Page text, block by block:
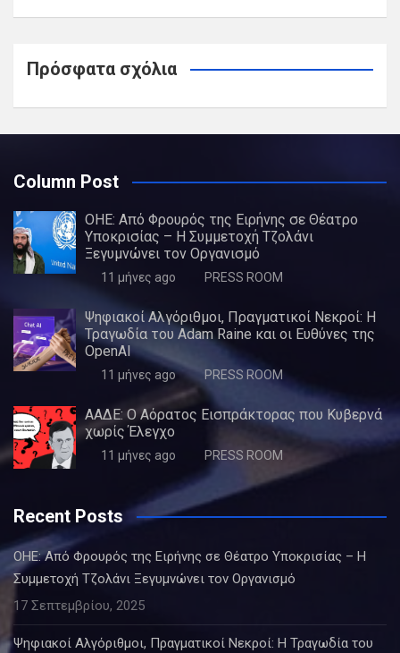
Πρόσφατα σχόλια
Column Post
ΟΗΕ: Από Φρουρός της Ειρήνης σε Θέατρο
Υποκρισίας – Η Συμμετοχή Τζολάνι
Ξεγυμνώνει τον Οργανισμό
11 μήνες ago PRESS ROOM
Ψηφιακοί Αλγόριθμοι, Πραγματικοί Νεκροί: Η
Τραγωδία του Adam Raine και οι Ευθύνες της
OpenAI
11 μήνες ago PRESS ROOM
ΑΑΔΕ: Ο Αόρατος Εισπράκτορας που Κυβερνά
χωρίς Έλεγχο
11 μήνες ago PRESS ROOM
Recent Posts
ΟΗΕ: Από Φρουρός της Ειρήνης σε Θέατρο Υποκρισίας – Η
Συμμετοχή Τζολάνι Ξεγυμνώνει τον Οργανισμό
17 Σεπτεμβρίου, 2025
Ψηφιακοί Αλγόριθμοι, Πραγματικοί Νεκροί: Η Τραγωδία του